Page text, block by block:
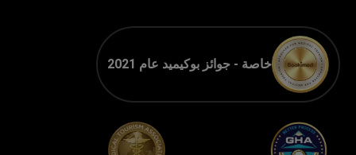
خاصة - جوائز بوكيميد عام 2021